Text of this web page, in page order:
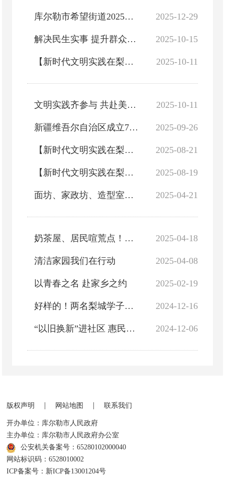
2025-12-29
库尔勒市希望街道2025年“中华民族一家亲”“群众村晚”联欢会圆满举办
2025-10-15
解决民生实事 提升群众幸福指数
2025-10-11
【新时代文明实践在梨城】多彩活动 解锁群众幸福密码
2025-10-11
文明实践齐参与 共赴美好新征程
2025-09-26
新疆维吾尔自治区成立70周年庆祝大会在库尔勒市各族干部群众中引发热烈反响
2025-08-21
【新时代文明实践在梨城】“暑”光里的文明实践 共享成长时光
2025-08-19
【新时代文明实践在梨城】“暑”光里的文明实践 秋日行动绘就文明画卷
2025-04-21
面坊、家政坊、造型室！这个阵地把服务做到心坎上！
2025-04-18
奶茶屋、居民喧荒点！库尔勒这个阵地人气满满！
2025-04-08
清洁家园我们在行动
2025-02-19
以青春之名 赴家乡之约
2024-12-16
好样的！两名梨城学子拾金不昧被表扬
2024-12-06
“以旧换新”进社区 惠民到家“零距离”
版权声明 | 网站地图 | 联系我们
开办单位：库尔勒市人民政府
主办单位：库尔勒市人民政府办公室
公安机关备案号：65280102000040
网站标识码：6528010002
ICP备案号：新ICP备13001204号